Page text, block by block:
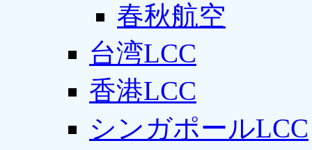
春秋航空
台湾LCC
香港LCC
シンガポールLCC